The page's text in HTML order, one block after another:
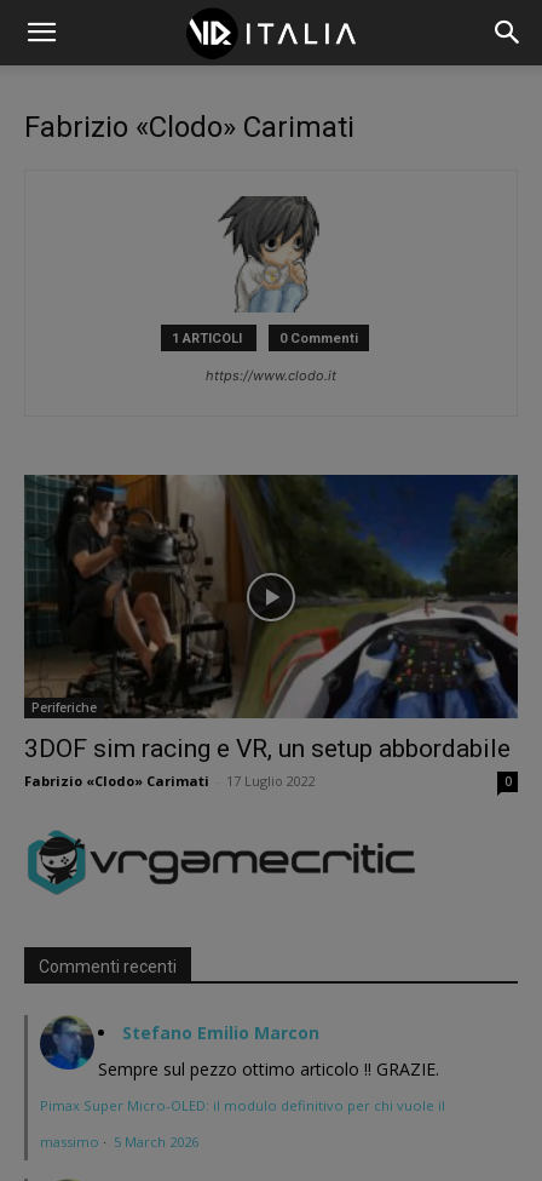
Fabrizio «Clodo» Carimati
1 ARTICOLI 0 Commenti
https://www.clodo.it
Periferiche
3DOF sim racing e VR, un setup abbordabile
Fabrizio «Clodo» Carimati 17 Luglio 2022 0
Commenti recenti
Stefano Emilio Marcon
Sempre sul pezzo ottimo articolo !! GRAZIE.
Pimax Super Micro-OLED: il modulo definitivo per chi vuole il
massimo · 5 March 2026